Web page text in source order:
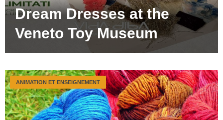
Dream Dresses at the
Veneto Toy Museum
ANIMATION ET ENSEIGNEMENT